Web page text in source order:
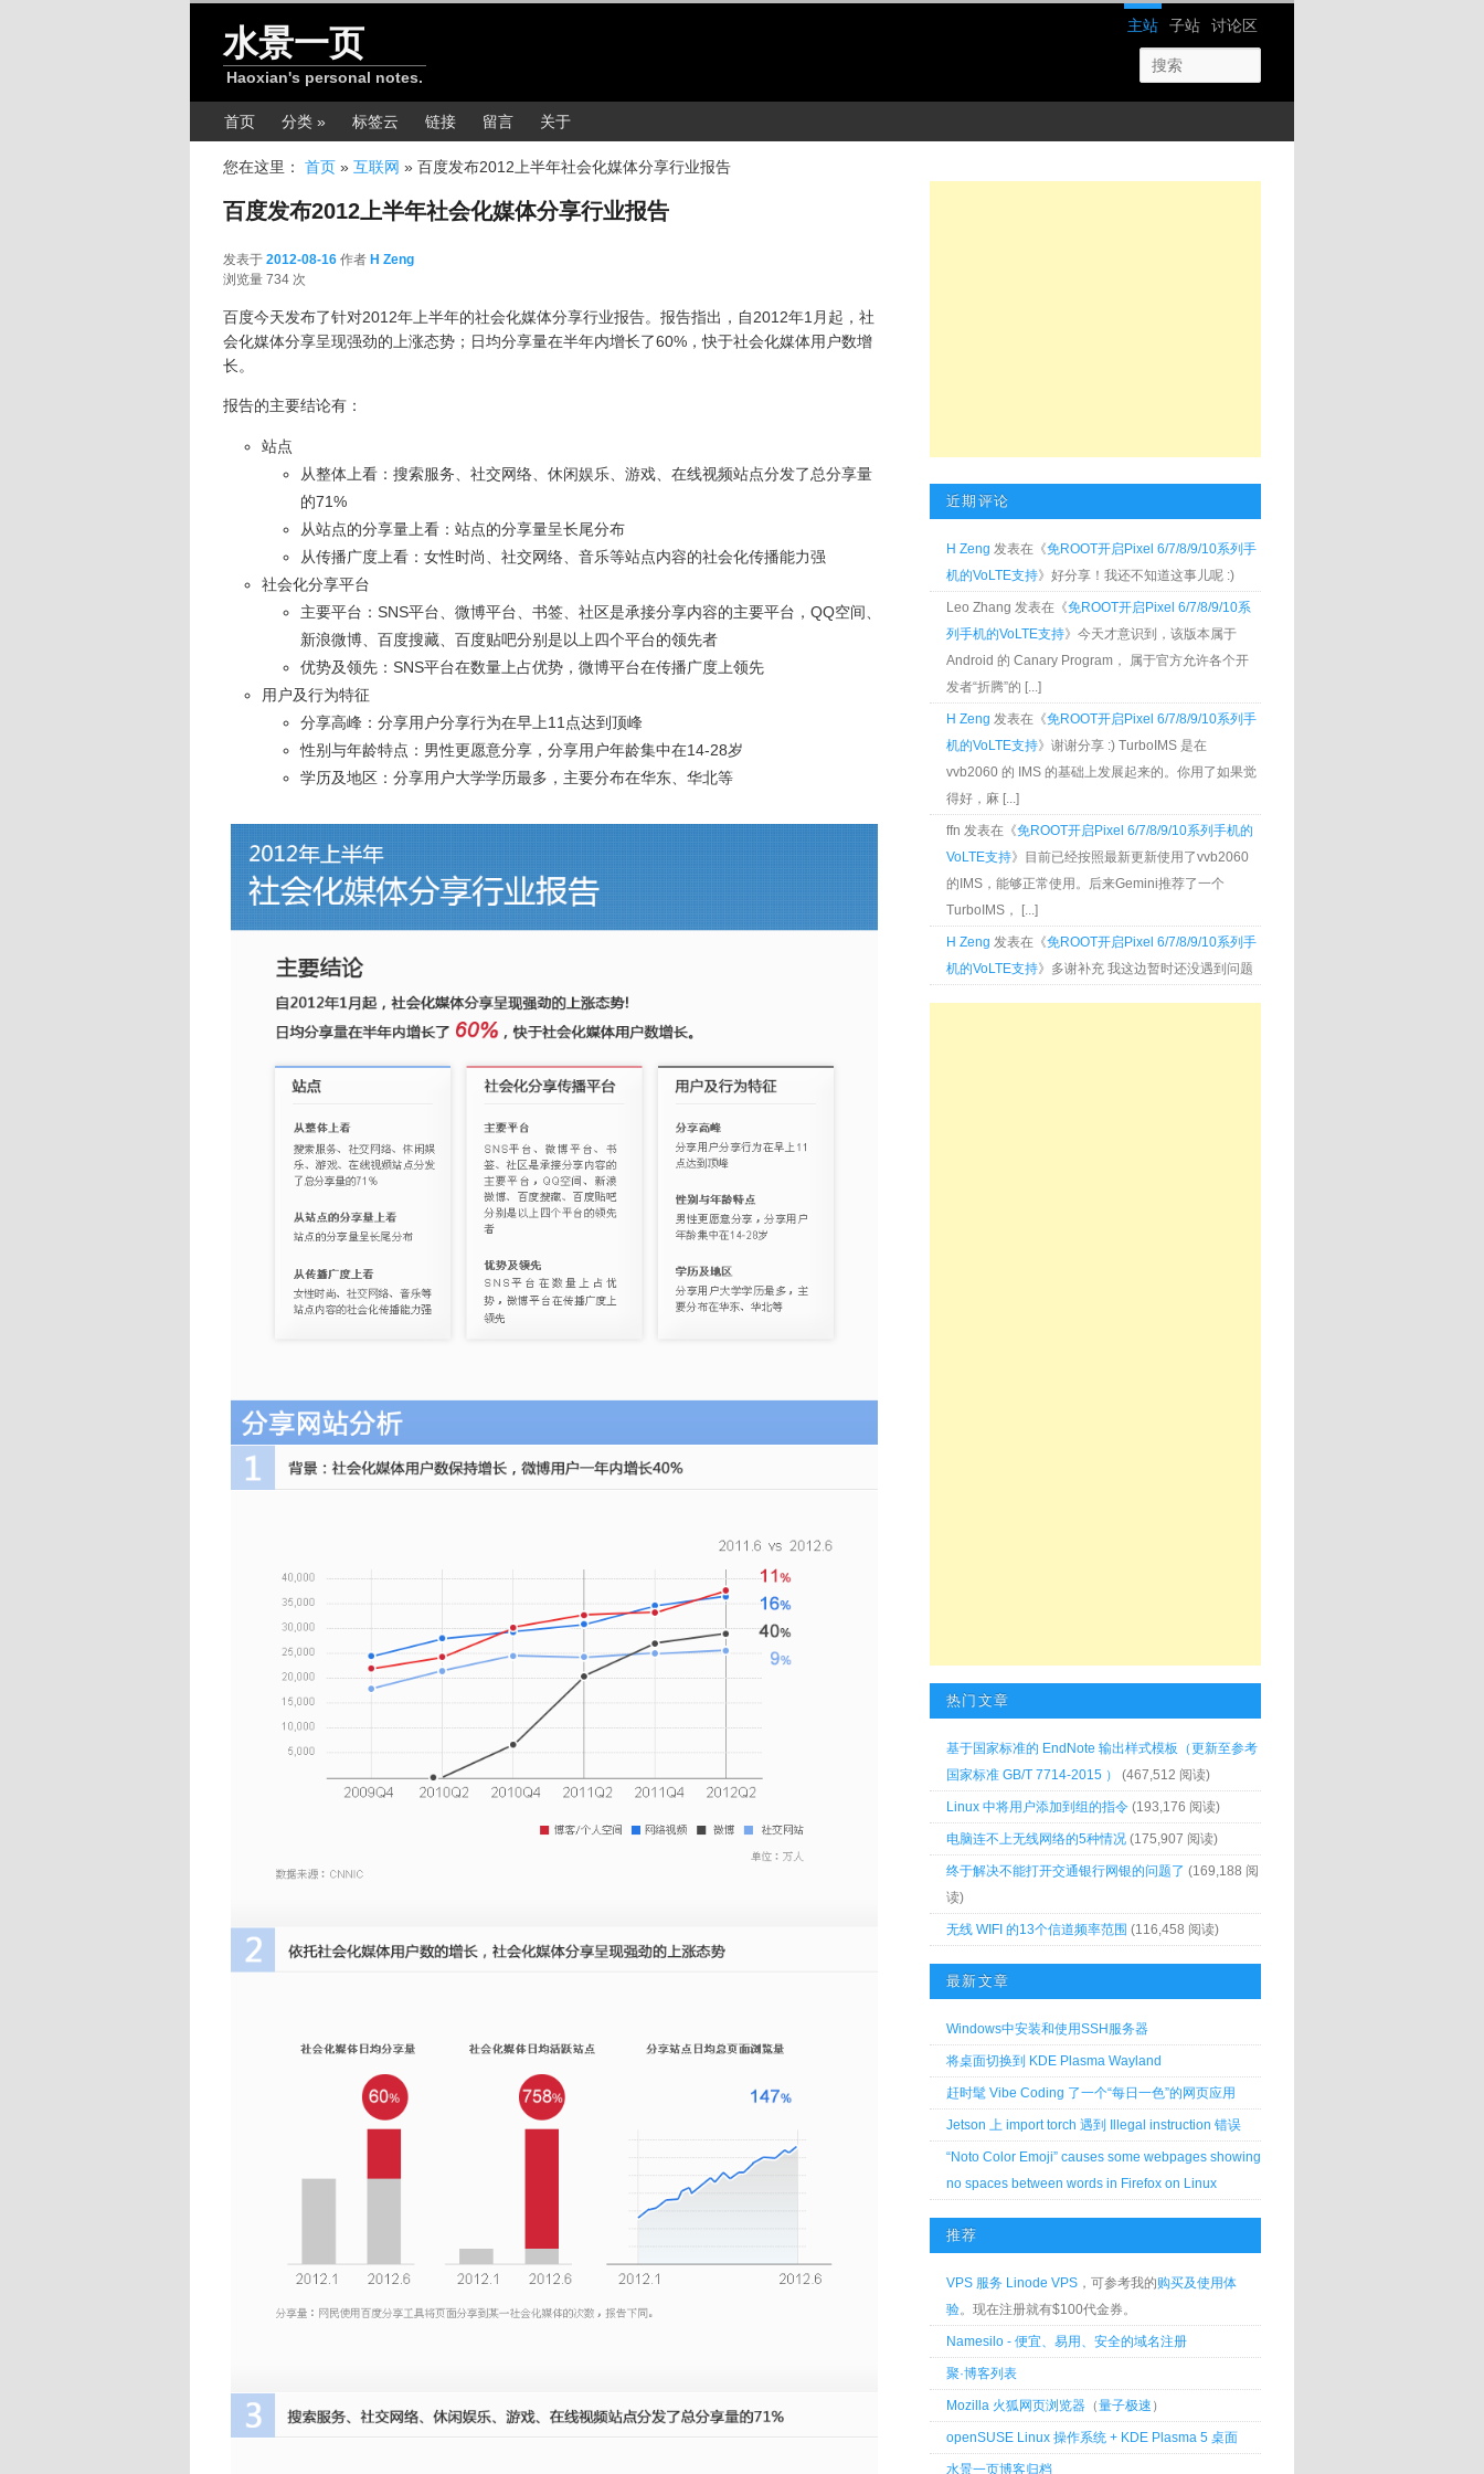
网站导航
主站 子站 讨论区
水景一页
Haoxian's personal notes.
主菜单首页 分类 » 标签云 链接 留言 关于
您在这里： 首页 » 互联网 » 百度发布2012上半年社会化媒体分享行业报告
百度发布2012上半年社会化媒体分享行业报告
发表于 2012-08-16 作者 H Zeng
浏览量 734 次
百度今天发布了针对2012年上半年的社会化媒体分享行业报告。报告指出，自2012年1月起，社
会化媒体分享呈现强劲的上涨态势；日均分享量在半年内增长了60%，快于社会化媒体用户数增
长。
报告的主要结论有：
站点
从整体上看：搜索服务、社交网络、休闲娱乐、游戏、在线视频站点分发了总分享量
的71%
从站点的分享量上看：站点的分享量呈长尾分布
从传播广度上看：女性时尚、社交网络、音乐等站点内容的社会化传播能力强
社会化分享平台
主要平台：SNS平台、微博平台、书签、社区是承接分享内容的主要平台，QQ空间、
新浪微博、百度搜藏、百度贴吧分别是以上四个平台的领先者
优势及领先：SNS平台在数量上占优势，微博平台在传播广度上领先
用户及行为特征
分享高峰：分享用户分享行为在早上11点达到顶峰
性别与年龄特点：男性更愿意分享，分享用户年龄集中在14-28岁
学历及地区：分享用户大学学历最多，主要分布在华东、华北等
近期评论
H Zeng 发表在《免ROOT开启Pixel 6/7/8/9/10系列手
机的VoLTE支持》好分享！我还不知道这事儿呢 :)
Leo Zhang 发表在《免ROOT开启Pixel 6/7/8/9/10系
列手机的VoLTE支持》今天才意识到，该版本属于
Android 的 Canary Program， 属于官方允许各个开
发者“折腾”的 [...]
H Zeng 发表在《免ROOT开启Pixel 6/7/8/9/10系列手
机的VoLTE支持》谢谢分享 :) TurboIMS 是在
vvb2060 的 IMS 的基础上发展起来的。你用了如果觉
得好，麻 [...]
ffn 发表在《免ROOT开启Pixel 6/7/8/9/10系列手机的
VoLTE支持》目前已经按照最新更新使用了vvb2060
的IMS，能够正常使用。后来Gemini推荐了一个
TurboIMS， [...]
H Zeng 发表在《免ROOT开启Pixel 6/7/8/9/10系列手
机的VoLTE支持》多谢补充 我这边暂时还没遇到问题
热门文章
基于国家标准的 EndNote 输出样式模板（更新至参考
国家标准 GB/T 7714-2015 ）
(467,512 阅读)
Linux 中将用户添加到组的指令 (193,176 阅读)
电脑连不上无线网络的5种情况 (175,907 阅读)
终于解决不能打开交通银行网银的问题了 (169,188 阅
读)
无线 WIFI 的13个信道频率范围 (116,458 阅读)
最新文章
Windows中安装和使用SSH服务器
将桌面切换到 KDE Plasma Wayland
赶时髦 Vibe Coding 了一个“每日一色”的网页应用
Jetson 上 import torch 遇到 Illegal instruction 错误
“Noto Color Emoji” causes some webpages showing
no spaces between words in Firefox on Linux
推荐
VPS 服务 Linode VPS ，可参考我的购买及使用体
验。现在注册就有$100代金券。
Namesilo - 便宜、易用、安全的域名注册
聚·博客列表
Mozilla 火狐网页浏览器 （量子极速 ）
openSUSE Linux 操作系统 + KDE Plasma 5 桌面
水景一页博客归档